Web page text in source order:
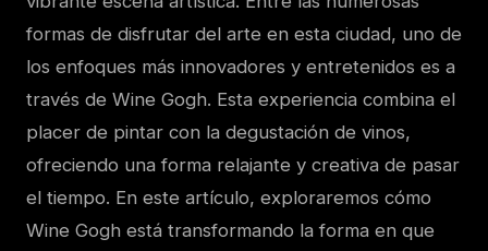
formas de disfrutar del arte en esta ciudad, uno de
los enfoques más innovadores y entretenidos es a
través de Wine Gogh. Esta experiencia combina el
placer de pintar con la degustación de vinos,
ofreciendo una forma relajante y creativa de pasar
el tiempo. En este artículo, exploraremos cómo
Wine Gogh está transformando la forma en que